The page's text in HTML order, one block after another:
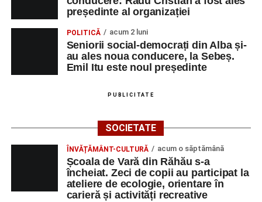
„O mare familie, o comunitate pentru trup, minte și suflet,
un mod de a lua o gură de aer într-un bombardament
informatic, mediatic și psihologic.”
„Voi merge acasă cu gândul că educația și nu numai are
sunt vitale.”(Prof. Ciura Marinela)
Privind spre ediția următoare
În încheierea evenimentului, organizatorii au anunțat tema
ediției din 2027, dedicată relației dintre caracter, valori și
președinte al organizației
POLITICĂ acum 2 luni
Seniorii social-democrați din Alba și-
au ales noua conducere, la Sebeș.
Emil Itu este noul președinte
PUBLICITATE
SOCIETATE
ÎNVĂȚĂMÂNT-CULTURĂ acum o săptămână
Școala de Vară din Răhău s-a
încheiat. Zeci de copii au participat la
ateliere de ecologie, orientare în
carieră și activități recreative